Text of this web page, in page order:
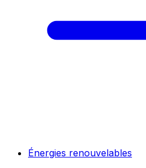
Énergies renouvelables